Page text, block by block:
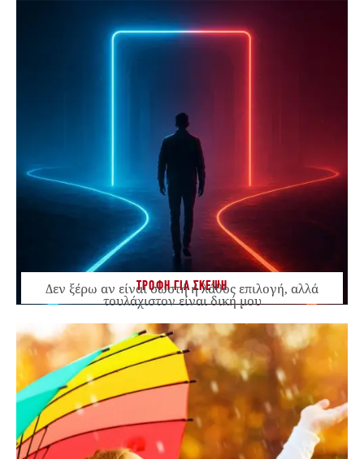
ΤΡΟΦΗ ΓΙΑ ΣΚΕΨΗ
Δεν ξέρω αν είναι σωστή ή λάθος επιλογή, αλλά
τουλάχιστον είναι δική μου